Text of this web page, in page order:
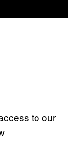
to our